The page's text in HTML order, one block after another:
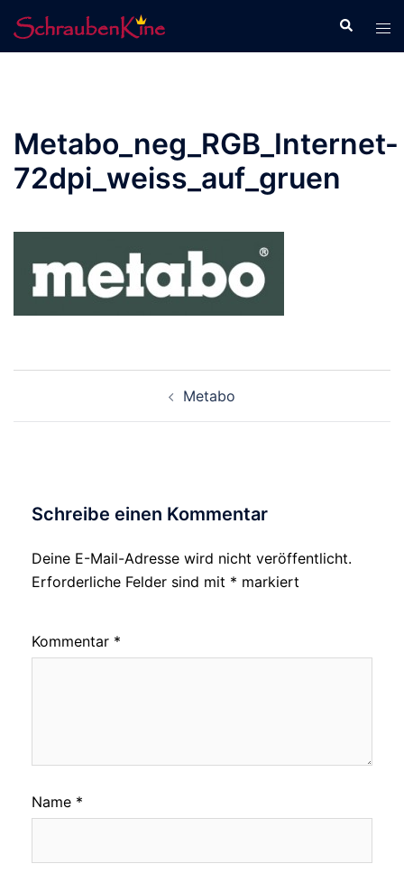
Inhalt
springen
Suche
Metabo_neg_RGB_Internet-
72dpi_weiss_auf_gruen
Metabo
Schreibe einen Kommentar
Deine E-Mail-Adresse wird nicht veröffentlicht.
Erforderliche Felder sind mit * markiert
Kommentar *
Name *